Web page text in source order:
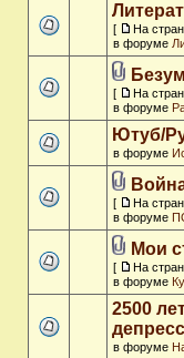
[ На
в форуме
[ На
в форуме
Ютуб/
в форуме
[ На
в форуме
Мои
[ На
в форуме
2500
в форуме